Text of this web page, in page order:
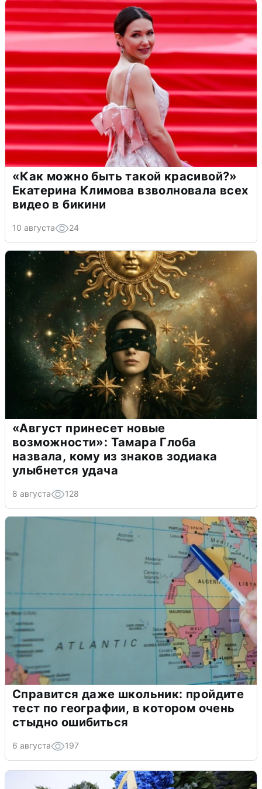
«Как можно быть такой красивой?»
Екатерина Климова взволновала всех
видео в бикини
10 августа 24
«Август принесет новые
возможности»: Тамара Глоба
назвала, кому из знаков зодиака
улыбнется удача
8 августа 128
Справится даже школьник: пройдите
тест по географии, в котором очень
стыдно ошибиться
6 августа 197